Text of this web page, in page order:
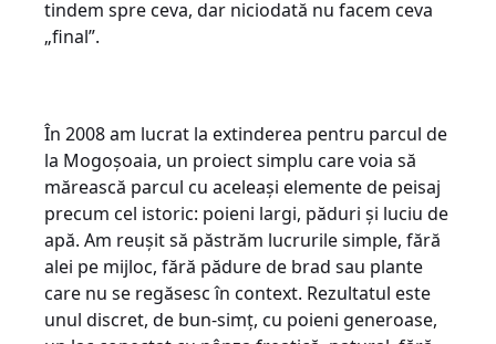
tindem spre ceva, dar niciodată nu facem ceva
„final”.
În 2008 am lucrat la extinderea pentru parcul de
la Mogoșoaia, un proiect simplu care voia să
mărească parcul cu aceleași elemente de peisaj
precum cel istoric: poieni largi, păduri și luciu de
apă. Am reușit să păstrăm lucrurile simple, fără
alei pe mijloc, fără pădure de brad sau plante
care nu se regăsesc în context. Rezultatul este
unul discret, de bun-simț, cu poieni generoase,